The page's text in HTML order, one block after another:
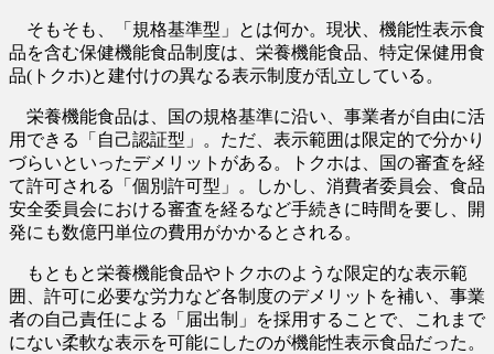
そもそも、「規格基準型」とは何か。現状、機能性表示食
品を含む保健機能食品制度は、栄養機能食品、特定保健用食
品(トクホ)と建付けの異なる表示制度が乱立している。
栄養機能食品は、国の規格基準に沿い、事業者が自由に活
用できる「自己認証型」。ただ、表示範囲は限定的で分かり
づらいといったデメリットがある。トクホは、国の審査を経
て許可される「個別許可型」。しかし、消費者委員会、食品
安全委員会における審査を経るなど手続きに時間を要し、開
発にも数億円単位の費用がかかるとされる。
もともと栄養機能食品やトクホのような限定的な表示範
囲、許可に必要な労力など各制度のデメリットを補い、事業
者の自己責任による「届出制」を採用することで、これまで
にない柔軟な表示を可能にしたのが機能性表示食品だった。